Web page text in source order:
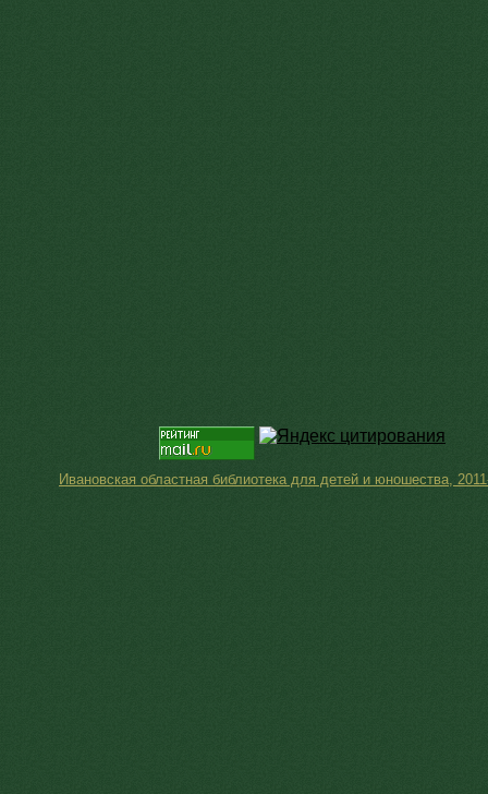
Ивановская областная библиотека для детей и юношества,